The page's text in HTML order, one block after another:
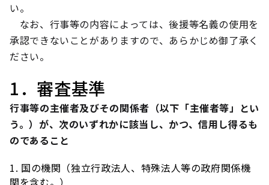
い。
なお、行事等の内容によっては、後援等名義の使用を
承認できないことがありますので、あらかじめ御了承く
ださい。
1．審査基準
行事等の主催者及びその関係者（以下「主催者等」とい
う。）が、次のいずれかに該当し、かつ、信用し得るも
のであること
国の機関（独立行政法人、特殊法人等の政府関係機
関を含む。）